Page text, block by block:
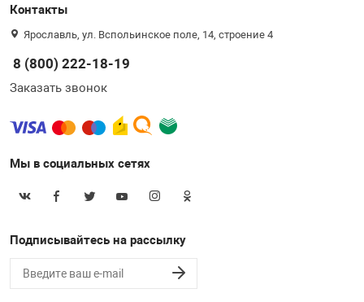
Контакты
Ярославль, ул. Вспольинское поле, 14, строение 4
8 (800) 222-18-19
Заказать звонок
Мы в социальных сетях
Подписывайтесь на рассылку